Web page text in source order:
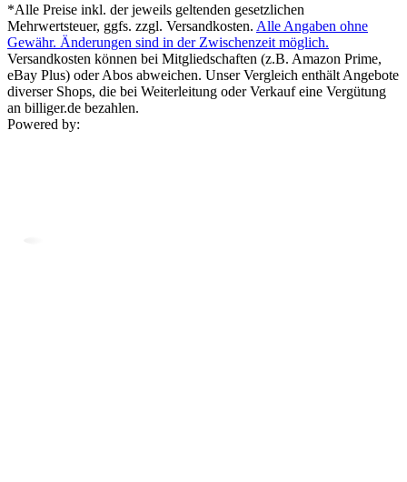
*Alle Preise inkl. der jeweils geltenden gesetzlichen
Mehrwertsteuer, ggfs. zzgl. Versandkosten. Alle Angaben ohne
Gewähr. Änderungen sind in der Zwischenzeit möglich.
Versandkosten können bei Mitgliedschaften (z.B. Amazon Prime,
eBay Plus) oder Abos abweichen. Unser Vergleich enthält Angebote
diverser Shops, die bei Weiterleitung oder Verkauf eine Vergütung
an billiger.de bezahlen.
Powered by: